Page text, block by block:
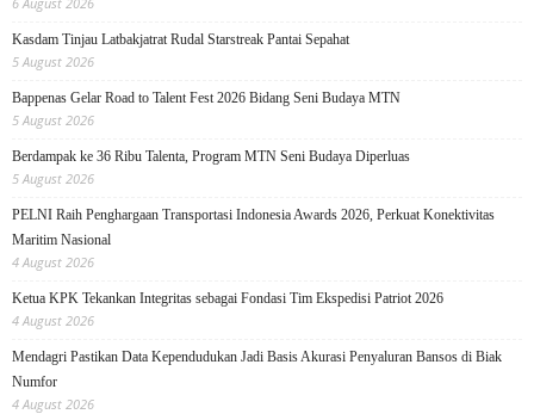
Kasdam Tinjau Latbakjatrat Rudal Starstreak Pantai Sepahat
5 August 2026
Bappenas Gelar Road to Talent Fest 2026 Bidang Seni Budaya MTN
5 August 2026
Berdampak ke 36 Ribu Talenta, Program MTN Seni Budaya Diperluas
5 August 2026
PELNI Raih Penghargaan Transportasi Indonesia Awards 2026, Perkuat Konektivitas
Maritim Nasional
4 August 2026
Ketua KPK Tekankan Integritas sebagai Fondasi Tim Ekspedisi Patriot 2026
4 August 2026
Mendagri Pastikan Data Kependudukan Jadi Basis Akurasi Penyaluran Bansos di Biak
Numfor
4 August 2026